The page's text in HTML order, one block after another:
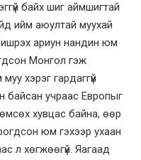
байх шиг аймшигтай
ийм аюултай муухай
бишрэх ариун нандин юм
Монгол гэж
хэрэг гардаггүй
байсан учраас Европыг
хувцас байна, өөр
юм гэхээр ухаан
л хөгжөөгүй. Яагаад